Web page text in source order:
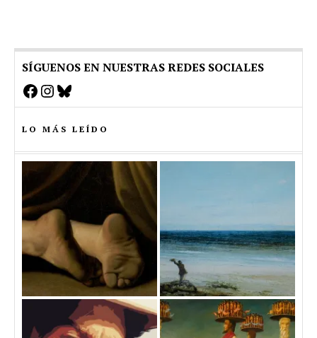
SÍGUENOS EN NUESTRAS REDES SOCIALES
Facebook
Instagram
Bluesky
LO MÁS LEÍDO